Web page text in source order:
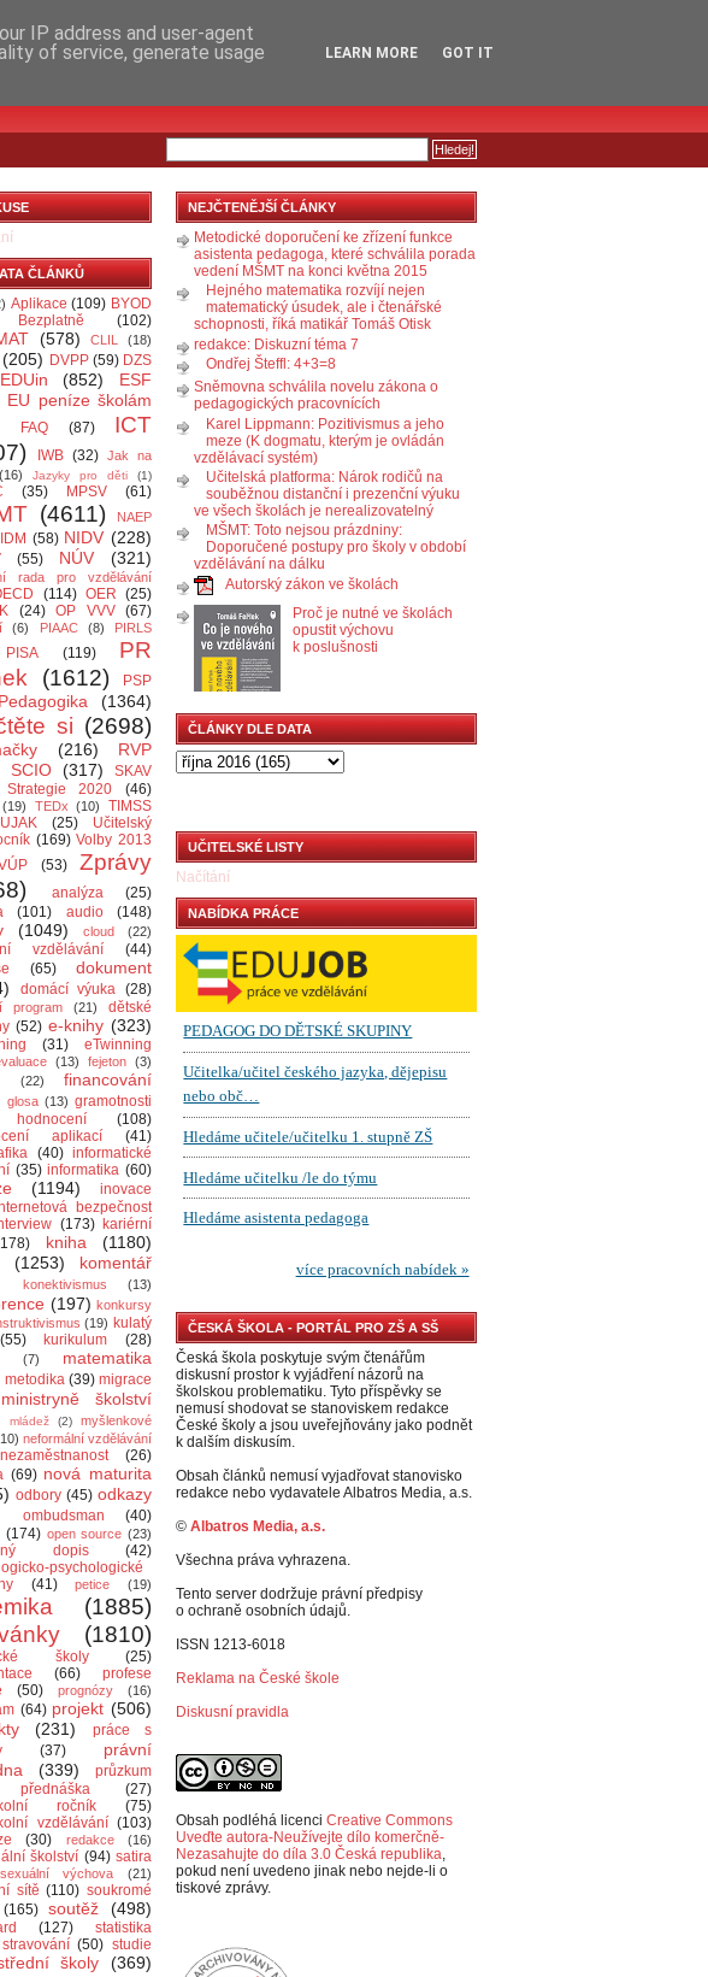
ČLÁNKŮ
Aplikace (109) BYOD
Bezplatně (102)
(578) CLIL (18)
(205) DVPP (59) DZS
EDUin (852)
ESF
EU peníze školám
FAQ (87)
ICT
IWB (32) Jak na
(16) Jazyky pro děti (1)
(35) MPSV (61)
(4611)
NAEP
(58) NIDV (228)
(55) NÚV (321)
rada pro vzdělávání
(114) OER (25)
(24) OP VVV (67)
(6) PIAAC (8)
PIRLS
PISA (119)
PR
(1612)
PSP
Pedagogika (1364)
si (2698)
(216)
RVP
SCIO (317)
SKAV
Strategie 2020 (46)
(19) TEDx (10)
TIMSS
UJAK (25)
Učitelský
(169) Volby 2013
(53)
Zprávy
analýza
(25)
(101) audio (148)
(1049) cloud (22)
vzdělávání
(44)
(65)
dokument
domácí výuka (28)
program (21)
dětské
(52) e-knihy (323)
(31)
eTwinning
(13) fejeton (3)
(22)
financování
glosa (13) gramotnosti
hodnocení
(108)
aplikací
(41)
(40) informatické
(35) informatika (60)
(1194)
inovace
bezpečnost
(173) kariérní
kniha
(1180)
(1253)
komentář
konektivismus (13)
(197) konkursy
(19) kulatý
(55) kurikulum (28)
(7)
matematika
metodika (39) migrace
ministryně školství
mládež (2)
myšlenkové
neformální vzdělávání
nezaměstnanost
(26)
(69) nová maturita
odbory (45) odkazy
ombudsman
(40)
(174) open source (23)
dopis
(42)
psychologické
(41) petice (19)
(1885)
(1810)
školy
(25)
(66)
profese
(50) prognózy (16)
(64) projekt (506)
(231)
práce s
(37)
právní
(339)
průzkum
přednáška
(27)
ročník
(75)
vzdělávání (103)
(30) redakce (16)
školství (94) satira
sexuální výchova (21)
sítě (110) soukromé
(165) soutěž (498)
(127)
statistika
stravování (50) studie
školy (369)
NEJČTENĚJŠÍ ČLÁNKY
Metodické doporučení ke zřízení funkce
asistenta pedagoga, které schválila porada
vedení MŠMT na konci května 2015
Hejného matematika rozvíjí nejen
matematický úsudek, ale i čtenářské
schopnosti, říká matikář Tomáš Otisk
redakce: Diskuzní téma 7
Ondřej Šteffl: 4+3=8
Sněmovna schválila novelu zákona o
pedagogických pracovnících
Karel Lippmann: Pozitivismus a jeho
meze (K dogmatu, kterým je ovládán
vzdělávací systém)
Učitelská platforma: Nárok rodičů na
souběžnou distanční i prezenční výuku
ve všech školách je nerealizovatelný
MŠMT: Toto nejsou prázdniny:
Doporučené postupy pro školy v období
vzdělávání na dálku
Autorský zákon ve školách
Proč je nutné ve školách
opustit výchovu
k poslušnosti
ČLÁNKY DLE DATA
UČITELSKÉ LISTY
Načítání
NABÍDKA PRÁCE
ČESKÁ ŠKOLA - PORTÁL PRO ZŠ A SŠ
Česká škola poskytuje svým čtenářům
diskusní prostor k vyjádření názorů na
školskou problematiku. Tyto příspěvky se
nemusí shodovat se stanoviskem redakce
České školy a jsou uveřejňovány jako podnět
k dalším diskusím.
Obsah článků nemusí vyjadřovat stanovisko
redakce nebo vydavatele Albatros Media, a.s.
© Albatros Media, a.s.
Všechna práva vyhrazena.
Tento server dodržuje právní předpisy
o ochraně osobních údajů.
ISSN 1213-6018
Reklama na České škole
Diskusní pravidla
Obsah podléhá licenci Creative Commons
Uveďte autora-Neužívejte dílo komerčně-
Nezasahujte do díla 3.0 Česká republika
pokud není uvedeno jinak nebo nejde-li o
tiskové zprávy.
IP address and user-agent
of service, generate usage
LEARN MORE GOT IT